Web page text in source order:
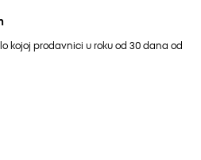
kojoj prodavnici u roku od 30 dana od